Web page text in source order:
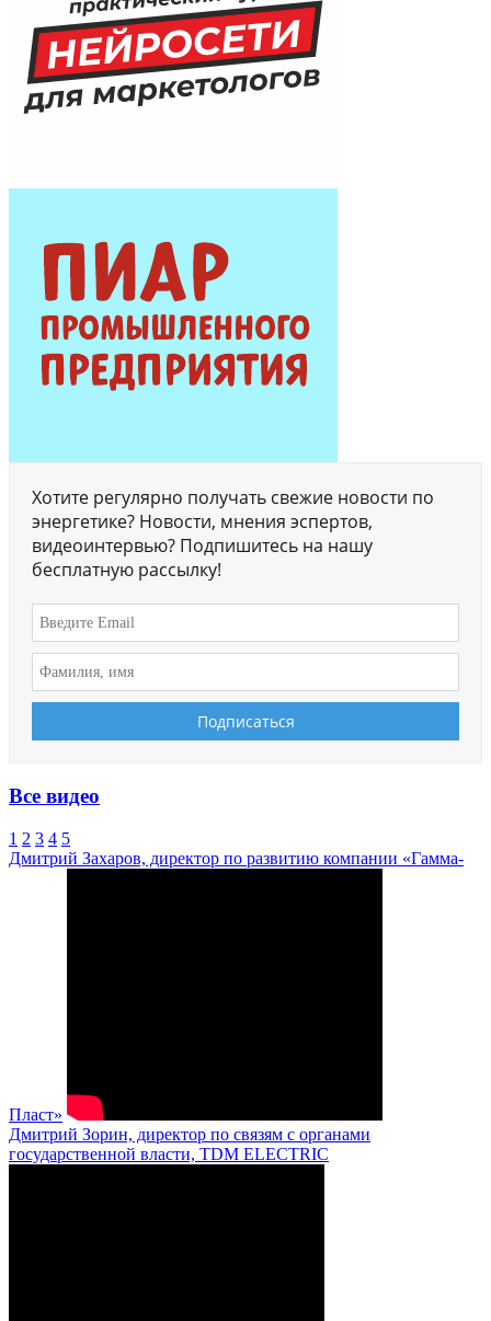
Хотите регулярно получать свежие новости по
энергетике? Новости, мнения эспертов,
видеоинтервью? Подпишитесь на нашу
бесплатную рассылку!
Все видео
1 2 3 4 5
Дмитрий Захаров, директор по развитию компании «Гамма-
Пласт»
Дмитрий Зорин, директор по связям с органами
государственной власти, TDM ELECTRIC